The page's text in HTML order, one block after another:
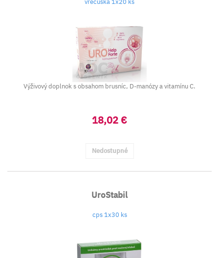
vrecúška 1x20 ks
Výživový doplnok s obsahom brusníc, D-manózy a vitamínu C.
18,02 €
Nedostupné
UroStabil
cps 1x30 ks